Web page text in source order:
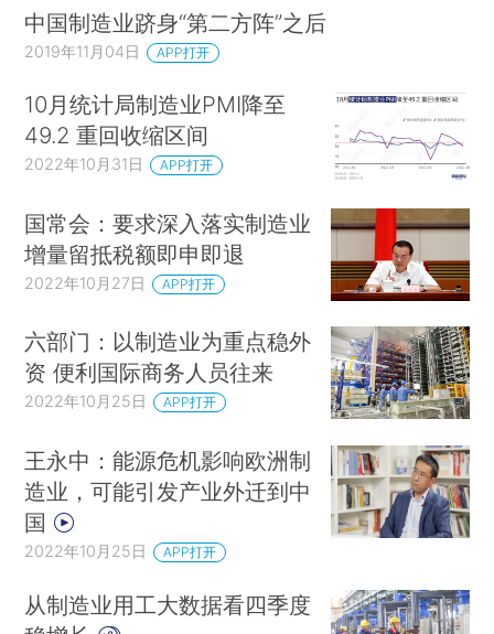
中国制造业跻身“第二方阵”之后
2019年11月04日 APP打开
10月统计局制造业PMI降至
49.2 重回收缩区间
2022年10月31日 APP打开
国常会：要求深入落实制造业
增量留抵税额即申即退
2022年10月27日 APP打开
六部门：以制造业为重点稳外
资 便利国际商务人员往来
2022年10月25日 APP打开
王永中：能源危机影响欧洲制
造业，可能引发产业外迁到中
国
2022年10月25日 APP打开
从制造业用工大数据看四季度